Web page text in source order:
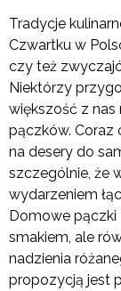
Tradycje
Czwartku w
czy też
Niektórzy
większość z nas
pączków. Coraz
na desery do
szczególnie, że
wydarzeniem
Domowe pączki
smakiem, ale
nadzienia
propozycją jest